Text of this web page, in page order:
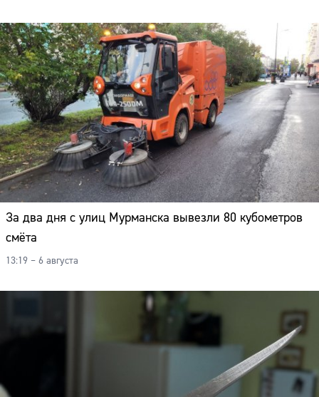
За два дня с улиц Мурманска вывезли 80 кубометров
смёта
13:19 – 6 августа
Телефон: